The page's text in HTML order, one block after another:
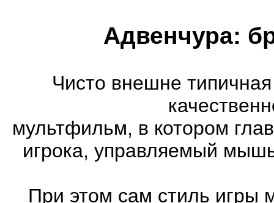
Адвенчура:
Чисто внешне
мультфильм, в котором
игрока, управляемый
При этом сам стиль игры